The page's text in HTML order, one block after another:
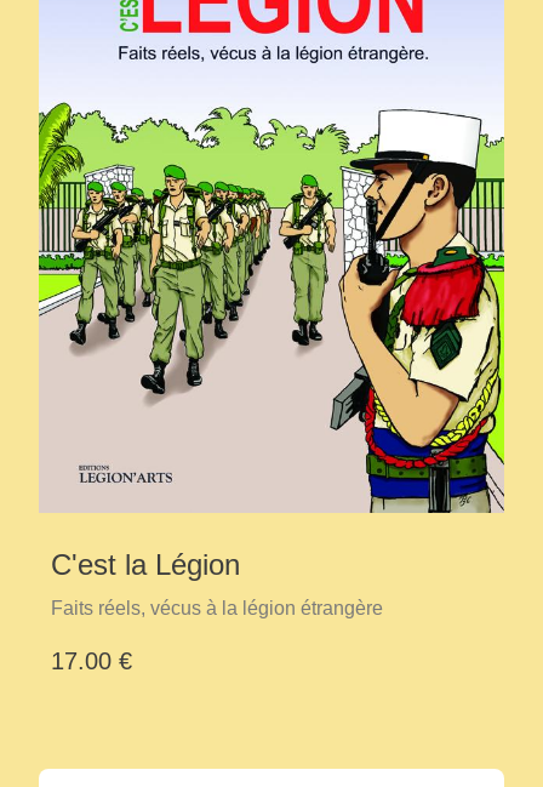
C'est la Légion
Faits réels, vécus à la légion étrangère
17.00 €